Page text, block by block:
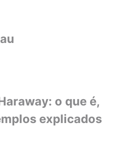
o que é,
explicados